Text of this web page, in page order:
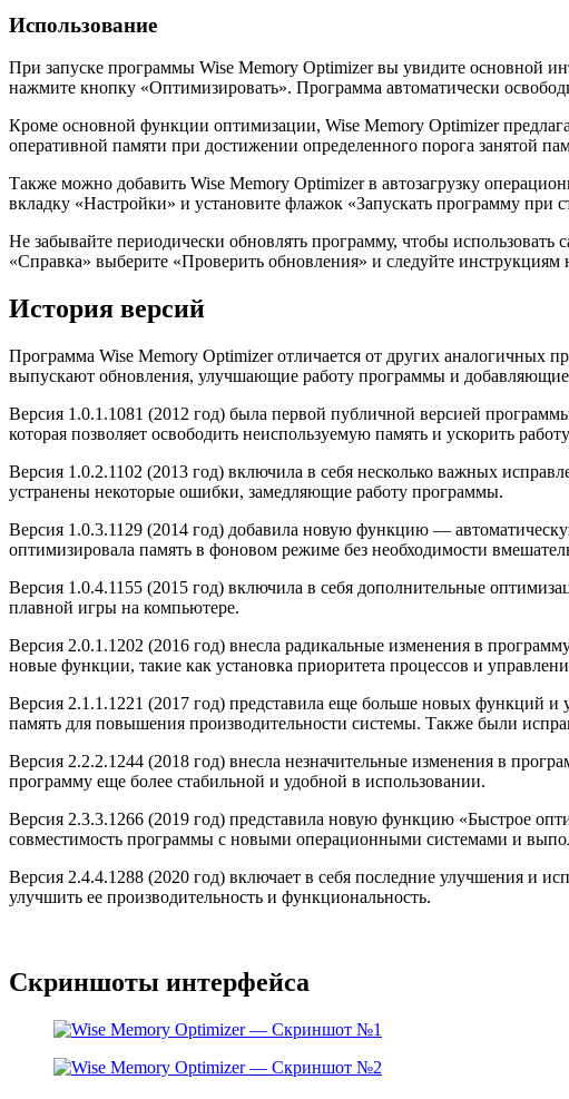
Использование
При запуске программы Wise Memory Optimizer вы увидите основной
нажмите кнопку «Оптимизировать». Программа автоматически
Кроме основной функции оптимизации, Wise Memory Optimizer
оперативной памяти при достижении определенного порога занятой
Также можно добавить Wise Memory Optimizer в автозагрузку
вкладку «Настройки» и установите флажок «Запускать программу при
Не забывайте периодически обновлять программу, чтобы
«Справка» выберите «Проверить обновления» и следуйте
История версий
Программа Wise Memory Optimizer отличается от других аналогичных
выпускают обновления, улучшающие работу программы и
Версия 1.0.1.1081 (2012 год) была первой публичной версией
которая позволяет освободить неиспользуемую память и ускорить
Версия 1.0.2.1102 (2013 год) включила в себя несколько важных
устранены некоторые ошибки, замедляющие работу программы.
Версия 1.0.3.1129 (2014 год) добавила новую функцию —
оптимизировала память в фоновом режиме без необходимости
Версия 1.0.4.1155 (2015 год) включила в себя дополнительные
плавной игры на компьютере.
Версия 2.0.1.1202 (2016 год) внесла радикальные изменения в
новые функции, такие как установка приоритета процессов и
Версия 2.1.1.1221 (2017 год) представила еще больше новых функций
память для повышения производительности системы. Также были
Версия 2.2.2.1244 (2018 год) внесла незначительные изменения в
программу еще более стабильной и удобной в использовании.
Версия 2.3.3.1266 (2019 год) представила новую функцию «Быстрое
совместимость программы с новыми операционными системами и
Версия 2.4.4.1288 (2020 год) включает в себя последние улучшения и
улучшить ее производительность и функциональность.
Скриншоты интерфейса